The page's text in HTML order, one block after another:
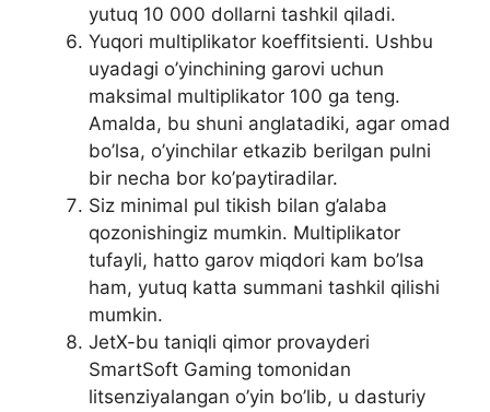
yutuq 10 000 dollarni tashkil qiladi.
Yuqori multiplikator koeffitsienti. Ushbu
uyadagi o’yinchining garovi uchun
maksimal multiplikator 100 ga teng.
Amalda, bu shuni anglatadiki, agar omad
bo’lsa, o’yinchilar etkazib berilgan pulni
bir necha bor ko’paytiradilar.
Siz minimal pul tikish bilan g’alaba
qozonishingiz mumkin. Multiplikator
tufayli, hatto garov miqdori kam bo’lsa
ham, yutuq katta summani tashkil qilishi
mumkin.
JetX-bu taniqli qimor provayderi
SmartSoft Gaming tomonidan
litsenziyalangan o’yin bo’lib, u dasturiy